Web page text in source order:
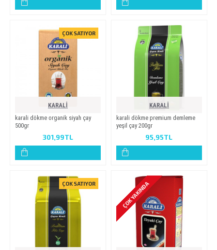
ÇOK SATIYOR
KARALİ
karali dökme organik siyah çay
500gr
301,99TL
KARALİ
karali dökme premium demleme
yeşil çay 200gr
95,95TL
ÇOK SATIYOR ÇOK YAKINDA